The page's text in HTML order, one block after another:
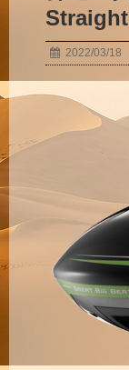
Straight
2022/03/18